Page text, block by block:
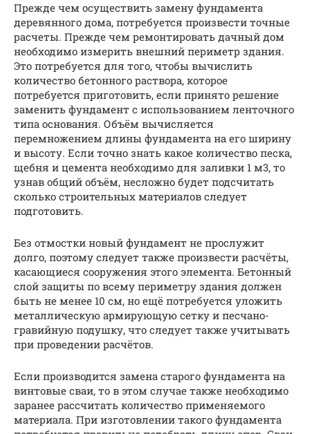
Прежде чем осуществить замену фундамента
деревянного дома, потребуется произвести точные
расчеты. Прежде чем ремонтировать дачный дом
необходимо измерить внешний периметр здания.
Это потребуется для того, чтобы вычислить
количество бетонного раствора, которое
потребуется приготовить, если принято решение
заменить фундамент с использованием ленточного
типа основания. Объём вычисляется
перемножением длины фундамента на его ширину
и высоту. Если точно знать какое количество песка,
щебня и цемента необходимо для заливки 1 м3, то
узнав общий объём, несложно будет подсчитать
сколько строительных материалов следует
подготовить.
Без отмостки новый фундамент не прослужит
долго, поэтому следует также произвести расчёты,
касающиеся сооружения этого элемента. Бетонный
слой защиты по всему периметру здания должен
быть не менее 10 см, но ещё потребуется уложить
металлическую армирующую сетку и песчано-
гравийную подушку, что следует также учитывать
при проведении расчётов.
Если производится замена старого фундамента на
винтовые сваи, то в этом случае также необходимо
заранее рассчитать количество применяемого
материала. При изготовлении такого фундамента